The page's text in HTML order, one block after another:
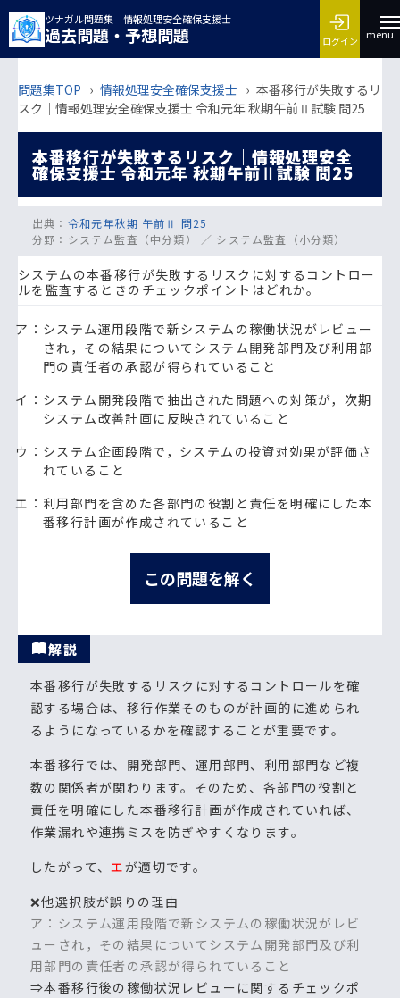
ツナガル問題集 情報処理安全確保支援士
過去問題・予想問題 ログイン menu
問題集TOP › 情報処理安全確保支援士 › 本番移行が失敗するリ
スク｜情報処理安全確保支援士 令和元年 秋期午前Ⅱ試験 問25
本番移行が失敗するリスク｜情報処理安全
確保支援士 令和元年 秋期午前Ⅱ試験 問25
出典： 令和元年秋期 午前Ⅱ 問25
分野： システム監査（中分類） ／ システム監査（小分類）
システムの本番移行が失敗するリスクに対するコントロー
ルを監査するときのチェックポイントはどれか。
ア：システム運用段階で新システムの稼働状況がレビュー
され，その結果についてシステム開発部門及び利用部
門の責任者の承認が得られていること
イ：システム開発段階で抽出された問題への対策が，次期
システム改善計画に反映されていること
ウ：システム企画段階で，システムの投資対効果が評価さ
れていること
エ：利用部門を含めた各部門の役割と責任を明確にした本
番移行計画が作成されていること
この問題を解く
解説
本番移行が失敗するリスクに対するコントロールを確
認する場合は、移行作業そのものが計画的に進められ
るようになっているかを確認することが重要です。
本番移行では、開発部門、運用部門、利用部門など複
数の関係者が関わります。そのため、各部門の役割と
責任を明確にした本番移行計画が作成されていれば、
作業漏れや連携ミスを防ぎやすくなります。
したがって、エが適切です。
❌他選択肢が誤りの理由
ア：システム運用段階で新システムの稼働状況がレビ
ューされ，その結果についてシステム開発部門及び利
用部門の責任者の承認が得られていること
⇒本番移行後の稼働状況レビューに関するチェックポ